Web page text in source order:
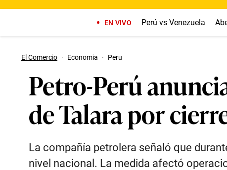
EN VIVO Perú vs Venezuela
El Comercio · Economia · Peru
Petro-Perú
de Talara por
La compañía petrolera señaló que
nivel nacional. La medida afectó